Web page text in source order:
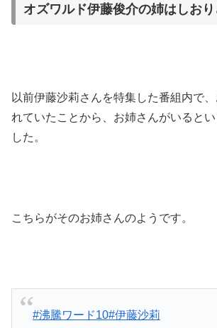
オズワルド伊藤俊介の姉はしおり
以前伊藤沙莉さんを特集した番組内で
れていたことから、お姉さんがいると
した。
こちらがそのお姉さんのようです。
#沸騰ワード10#伊藤沙莉